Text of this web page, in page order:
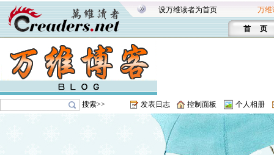
设万维读者为首页 万维
首 页
搜索>> 发表日志 控制面板 个人相册